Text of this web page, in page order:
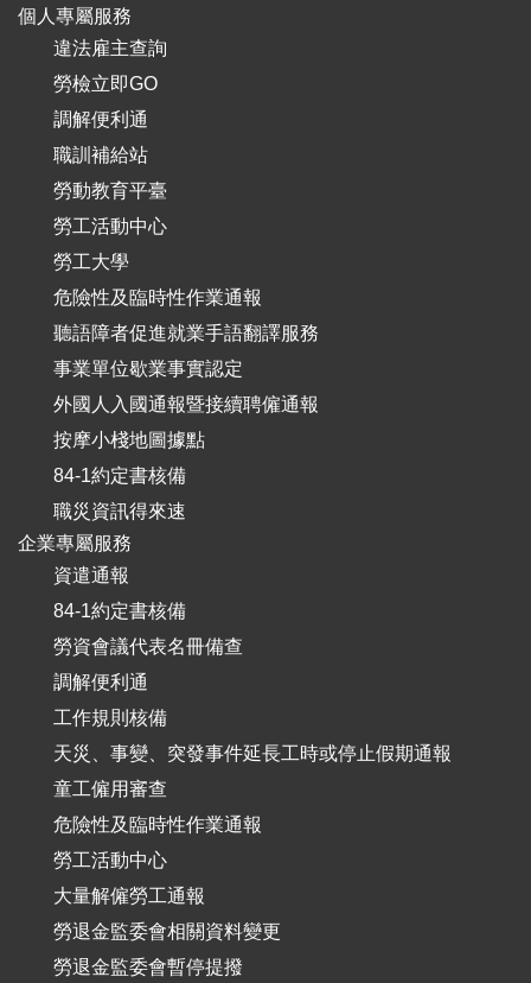
個人專屬服務
違法雇主查詢
勞檢立即GO
調解便利通
職訓補給站
勞動教育平臺
勞工活動中心
勞工大學
危險性及臨時性作業通報
聽語障者促進就業手語翻譯服務
事業單位歇業事實認定
外國人入國通報暨接續聘僱通報
按摩小棧地圖據點
84-1約定書核備
職災資訊得來速
企業專屬服務
資遣通報
84-1約定書核備
勞資會議代表名冊備查
調解便利通
工作規則核備
天災、事變、突發事件延長工時或停止假期通報
童工僱用審查
危險性及臨時性作業通報
勞工活動中心
大量解僱勞工通報
勞退金監委會相關資料變更
勞退金監委會暫停提撥